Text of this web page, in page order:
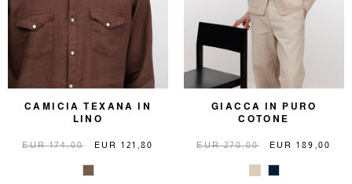
CAMICIA TEXANA IN
LINO
EUR 174,00 EUR 121,80
GIACCA IN PURO
COTONE
EUR 270,00 EUR 189,00